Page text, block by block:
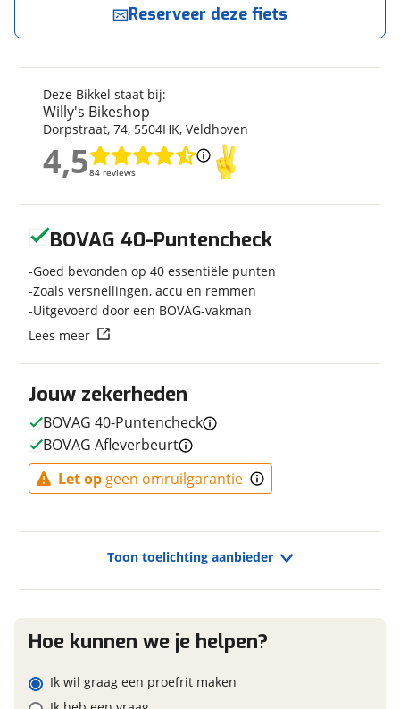
Bikkel
Model
iBee Tuba S Gates 630Wh
Soort fiets
Frametype
Dames
Framehoogte
49 cm
Wielmaat
28 inch
Techniek
Transmissie
Naaf
Aantal versnellingen
Framemateriaal
Aluminium
Gewicht
Fabriekskleur
Dark Blue Mat
Merk remsysteem voor
BIKKEL
Type primair remsysteem
Schijfrem
achter
Toon toelichting aanbieder
Deze Bikkel staat bij:
Willy's Bikeshop
Dorpstraat, 74, 5504HK, Veldhoven
4,584 reviews
4,5
Reserveer deze fiets
Willy's Bikeshop neemt snel contact met je op.
Jouw contactgegevens
Naam
E-mailadres
Telefoonnummer (optioneel)
Vraag mijn reservering aan
goed mogelijk bij de aanbieder te brengen. Lees hier meer
Jouw zekerheden
BOVAG 40-Puntencheck
BOVAG Afleverbeurt
Let op geen omruilgarantie
BOVAG 40-Puntencheck
Goed bevonden op 40 essentiële punten
Zoals versnellingen, accu en remmen
Uitgevoerd door een BOVAG-vakman
Lees meer
Hoe kunnen we je helpen?
Ik wil graag een proefrit maken